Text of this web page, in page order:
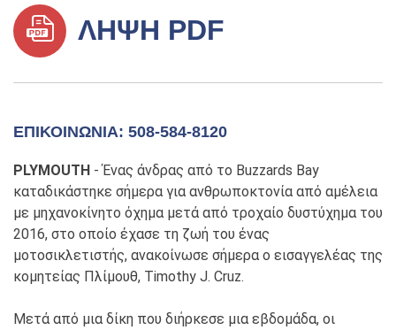
ΛΉΨΗ PDF
ΕΠΙΚΟΙΝΩΝΊΑ: 508-584-8120
PLYMOUTH - Ένας άνδρας από το Buzzards Bay
καταδικάστηκε σήμερα για ανθρωποκτονία από αμέλεια
με μηχανοκίνητο όχημα μετά από τροχαίο δυστύχημα του
2016, στο οποίο έχασε τη ζωή του ένας
μοτοσικλετιστής, ανακοίνωσε σήμερα ο εισαγγελέας της
κομητείας Πλίμουθ, Timothy J. Cruz.
Μετά από μια δίκη που διήρκεσε μια εβδομάδα, οι